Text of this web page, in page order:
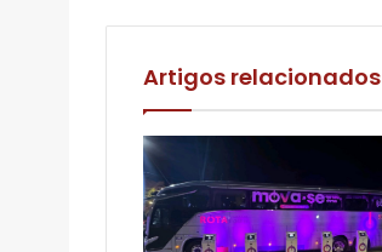
Artigos relacionados